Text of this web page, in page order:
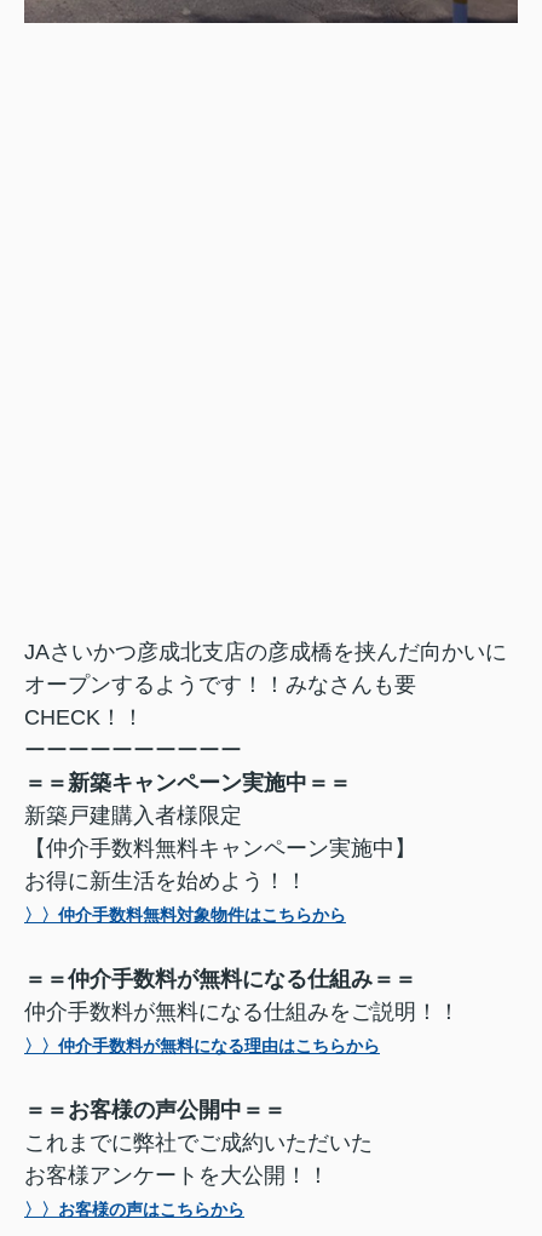
JAさいかつ彦成北支店の彦成橋を挟んだ向かいに
オープンするようです！！みなさんも要
CHECK！！
ーーーーーーーーーー
＝＝新築キャンペーン実施中＝＝
新築戸建購入者様限定
【仲介手数料無料キャンペーン実施中】
お得に新生活を始めよう！！
〉〉仲介手数料無料対象物件はこちらから
＝＝仲介手数料が無料になる仕組み＝＝
仲介手数料が無料になる仕組みをご説明！！
〉〉仲介手数料が無料になる理由はこちらから
＝＝お客様の声公開中＝＝
これまでに弊社でご成約いただいた
お客様アンケートを大公開！！
〉〉お客様の声はこちらから